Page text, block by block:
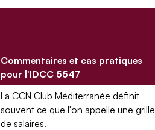
Commentaires et cas pratiques
pour l'IDCC 5547
La CCN Club Méditerranée définit
souvent ce que l'on appelle une grille
de salaires.